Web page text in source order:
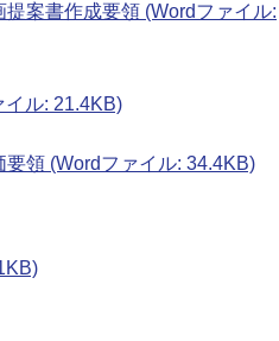
案書作成要領 (Wordファイル:
ル: 21.4KB)
領 (Wordファイル: 34.4KB)